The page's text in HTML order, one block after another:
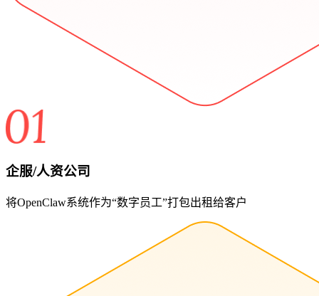
企服/人资公司
将OpenClaw系统作为“数字员工”打包出租给客户